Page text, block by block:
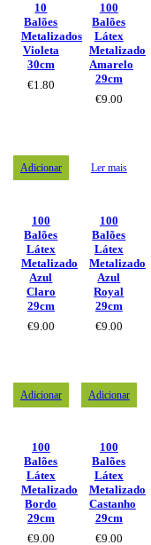
10
Balões
Metalizados
Violeta
30cm
€1.80
100
Balões
Látex
Metalizado
Amarelo
29cm
€9.00
Adicionar
100
Balões
Látex
Metalizado
Azul
Claro
29cm
€9.00
Ler mais
100
Balões
Látex
Metalizado
Azul
Royal
29cm
€9.00
Adicionar
100
Balões
Látex
Metalizado
Bordo
29cm
€9.00
Adicionar
100
Balões
Látex
Metalizado
Castanho
29cm
€9.00